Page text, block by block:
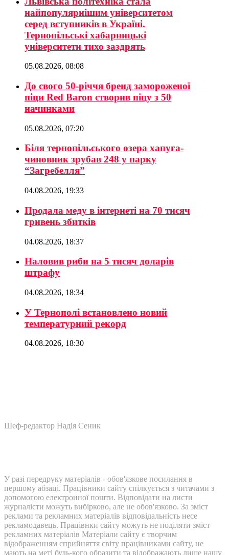
найпопулярнішим університетом
серед вступників в Україні.
Тернопільські хабарницькі
університети тихо заздрять
05.08.2026, 08:08
До свого 50-річчя бренд замороженої
піци Red Baron створив піцу з 50
начинками
05.08.2026, 07:20
Біля тернопільського озера хапуга-
чиновник зрубав 248 у парку
“Загребелля”
04.08.2026, 19:33
Продала меду в інтернеті на 70 тисяч
гривень збитків
04.08.2026, 18:37
Наловив риби на 5 тисяч доларів
штрафу
04.08.2026, 18:34
У Тернополі встановлено новий
температурний рекорд
04.08.2026, 18:30
Шеф-редактор Надія Сеник
У разі передруку матеріалів - обов'язкове посилання в
першому абзаці. Працівники сайту спілкується з читачами з
допомогою електронної пошти. Відповідати на листи
журналісти можуть вибірково, але не обов'язково. За зміст
реклами та рекламних матеріалів відповідальність несе
рекламодавець. Працівнки сайту можуть не поділяти зміст
рекламних матеріалів Матеріали сайту є творчим
відображенням сприйняття світу працівниками сайту, не
мають на меті будь-кого образити та відображають лише нашу